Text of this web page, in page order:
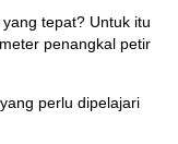
tepat? Untuk itu
penangkal petir
perlu dipelajari